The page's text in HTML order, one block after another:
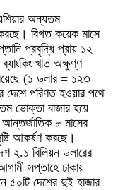
অন্যতম
বিগত কয়েক মাসে
প্রবৃদ্ধি প্রায় ১২
খাত অক্ষুণ্ণ
রয়েছে (১ ডলার = ১২৩
দেশে পরিণত হওয়ার পথে
ভোক্তা বাজার হয়ে
৮ মাসের
আকর্ষণ করছে।
২.১ বিলিয়ন ডলারের
সপ্তাহে ঢাকায়
৫০টি দেশের দুই হাজার